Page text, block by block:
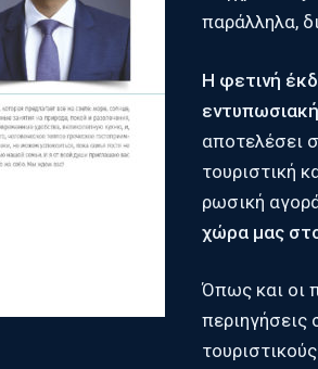
παράλληλα,
Η φετινή
αποτελέσει
τουριστική
ρωσική
χώρα μας
Όπως και οι
περιηγήσεις